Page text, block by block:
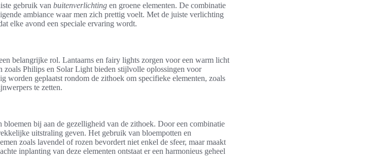
gebruik van buitenverlichting en groene elementen. De combinatie
ambiance waar men zich prettig voelt. Met de juiste verlichting
elke avond een speciale ervaring wordt.
belangrijke rol. Lantaarns en fairy lights zorgen voor een warm licht
Philips en Solar Light bieden stijlvolle oplossingen voor
worden geplaatst rondom de zithoek om specifieke elementen, zoals
te zetten.
bij aan de gezelligheid van de zithoek. Door een combinatie
uitstraling geven. Het gebruik van bloempotten en
zoals lavendel of rozen bevordert niet enkel de sfeer, maar maakt
inplanting van deze elementen ontstaat er een harmonieus geheel